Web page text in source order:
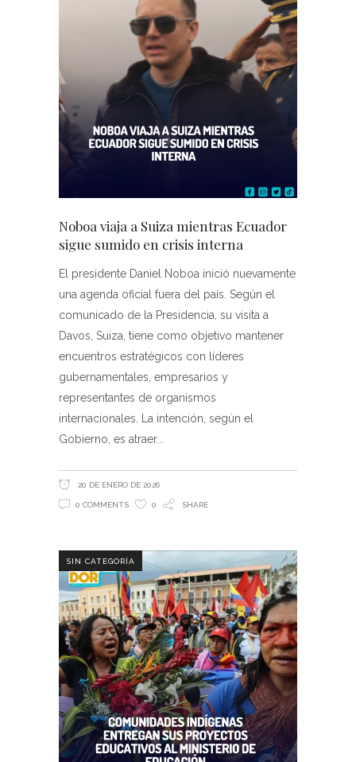
Noboa viaja a Suiza mientras Ecuador
sigue sumido en crisis interna
El presidente Daniel Noboa inició nuevamente
una agenda oficial fuera del país. Según el
comunicado de la Presidencia, su visita a
Davos, Suiza, tiene como objetivo mantener
encuentros estratégicos con líderes
gubernamentales, empresarios y
representantes de organismos
internacionales. La intención, según el
Gobierno, es atraer
20 DE ENERO DE 2026
0 COMMENTS 0 SHARE
SIN CATEGORÍA